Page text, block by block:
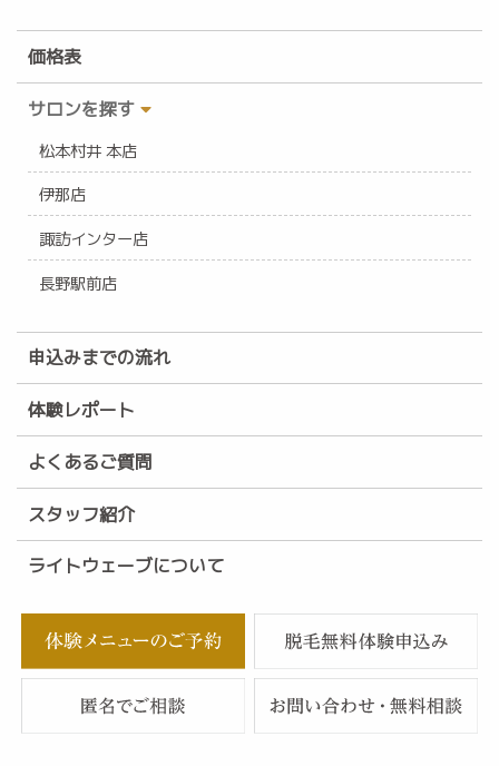
価格表
サロンを探す
松本村井 本店
伊那店
諏訪インター店
長野駅前店
申込みまでの流れ
体験レポート
よくあるご質問
スタッフ紹介
ライトウェーブについて